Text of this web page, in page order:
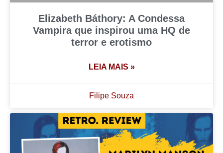
Elizabeth Báthory: A Condessa
Vampira que inspirou uma HQ de
terror e erotismo
LEIA MAIS »
Filipe Souza